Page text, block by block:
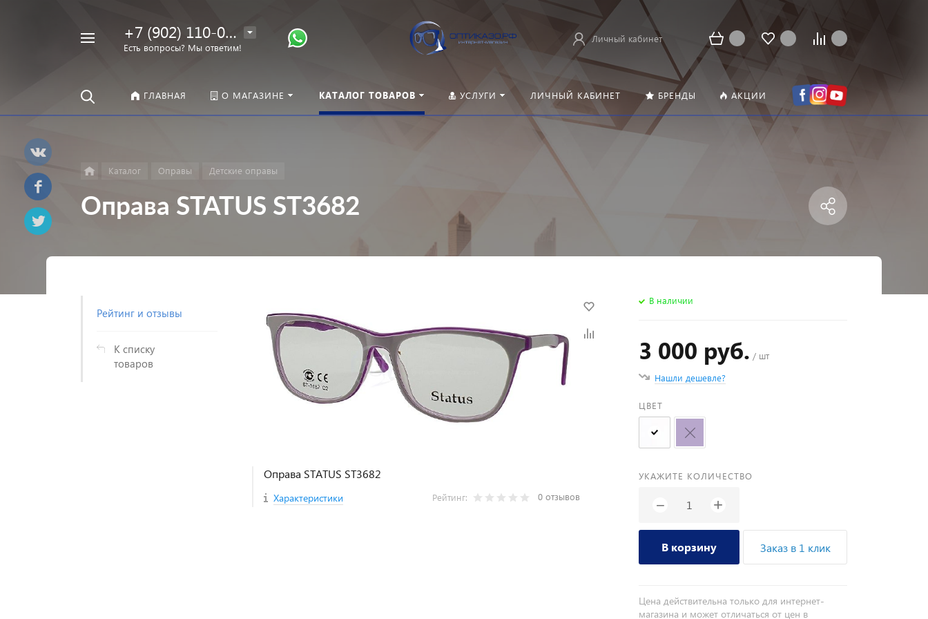
+7 (902) 110-00-22
Есть вопросы? Мы ответим!
Личный кабинет
ГЛАВНАЯ О МАГАЗИНЕ КАТАЛОГ ТОВАРОВ УСЛУГИ ЛИЧНЫЙ КАБИНЕТ БРЕНДЫ АКЦИИ
Каталог Оправы Детские оправы
Оправа STATUS ST3682
Рейтинг и отзывы
К списку
товаров
Оправа STATUS ST3682
Характеристики Рейтинг: 0 отзывов
В наличии
3 000 руб. / шт
Нашли дешевле?
ЦВЕТ
УКАЖИТЕ КОЛИЧЕСТВО
− +
В корзину Заказ в 1 клик
Цена действительна только для интернет-
магазина и может отличаться от цен в